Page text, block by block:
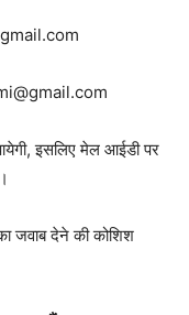
इसलिए मेल आईडी पर
जवाब देने की कोशिश